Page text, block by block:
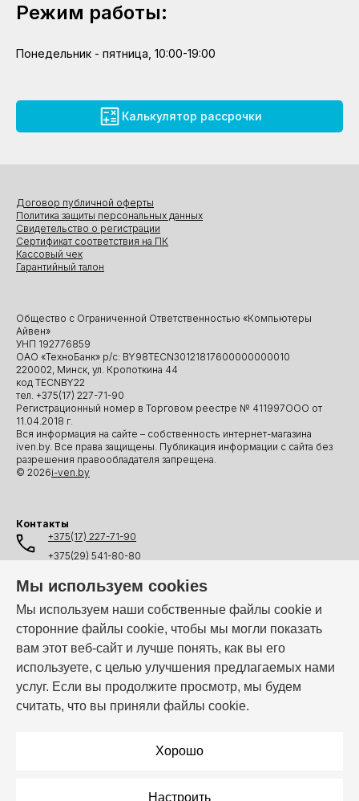
Мы используем cookies
Мы используем наши собственные файлы cookie и
сторонние файлы cookie, чтобы мы могли показать
вам этот веб-сайт и лучше понять, как вы его
используете, с целью улучшения предлагаемых нами
услуг. Если вы продолжите просмотр, мы будем
считать, что вы приняли файлы cookie.
Хорошо
Настроить
Режим работы:
Понедельник - пятница, 10:00-19:00
Калькулятор рассрочки
Общество с Ограниченной Ответственностью «Компьютеры
Айвен»
УНП 192776859
ОАО «ТехноБанк» р/с: BY98TECN30121817600000000010
220002, Минск, ул. Кропоткина 44
код TECNBY22
тел. +375(17) 227-71-90
Регистрационный номер в Торговом реестре № 411997ООО от
11.04.2018 г.
Вся информация на сайте – собственность интернет-магазина
iven.by. Все права защищены. Публикация информации с сайта без
разрешения правообладателя запрещена.
© 2026i-ven.by
Договор публичной оферты
Политика защиты персональных данных
Свидетельство о регистрации
Сертификат соответствия на ПК
Кассовый чек
Гарантийный талон
Контакты
+375(17) 227-71-90
+375(29) 541-80-80
+375(44) 541-80-80
info@i-ven.by
Мы в мессенджерах:
Режим работы: Пн–Пт: 10:00 – 19:00